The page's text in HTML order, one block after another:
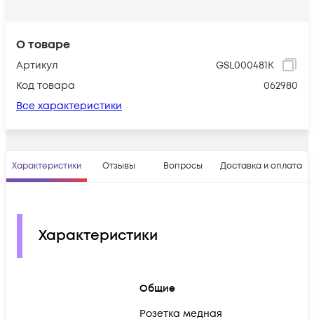
О товаре
Артикул
GSL000481K
Код товара
062980
Все характеристики
Характеристики Отзывы Вопросы Доставка и оплата
Характеристики
Общие
Розетка медная